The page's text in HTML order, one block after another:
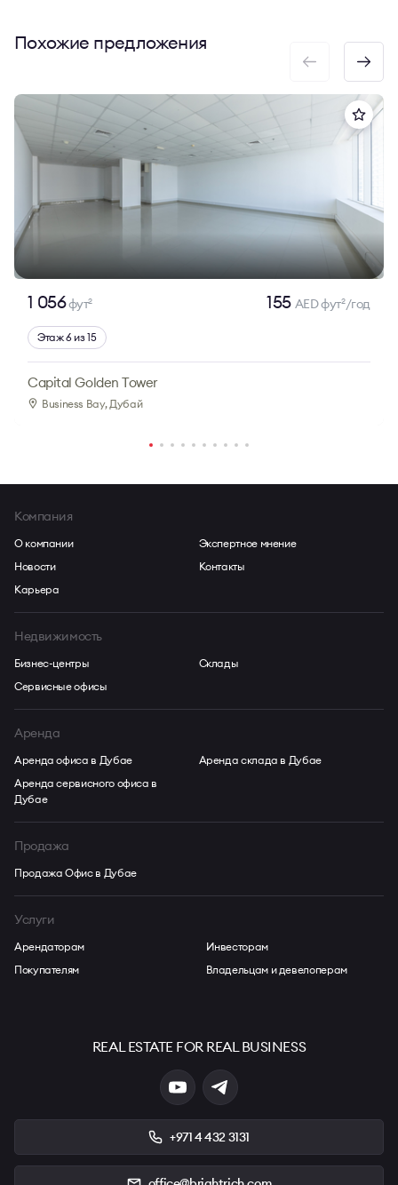
Похожие предложения
1 056фут2 155 AED фут2/год
Этаж 6 из 15
Capital Golden Tower
Business Bay, Дубай
Компания
О компании
Новости
Карьера
Экспертное мнение
Контакты
Недвижимость
Бизнес-центры
Сервисные офисы
Склады
Аренда
Аренда офиса в Дубае
Аренда сервисного офиса в
Дубае
Аренда склада в Дубае
Продажа
Продажа Офис в Дубае
Услуги
Арендаторам
Покупателям
Инвесторам
Владельцам и девелоперам
REAL ESTATE FOR REAL BUSINESS
+971 4 432 3131